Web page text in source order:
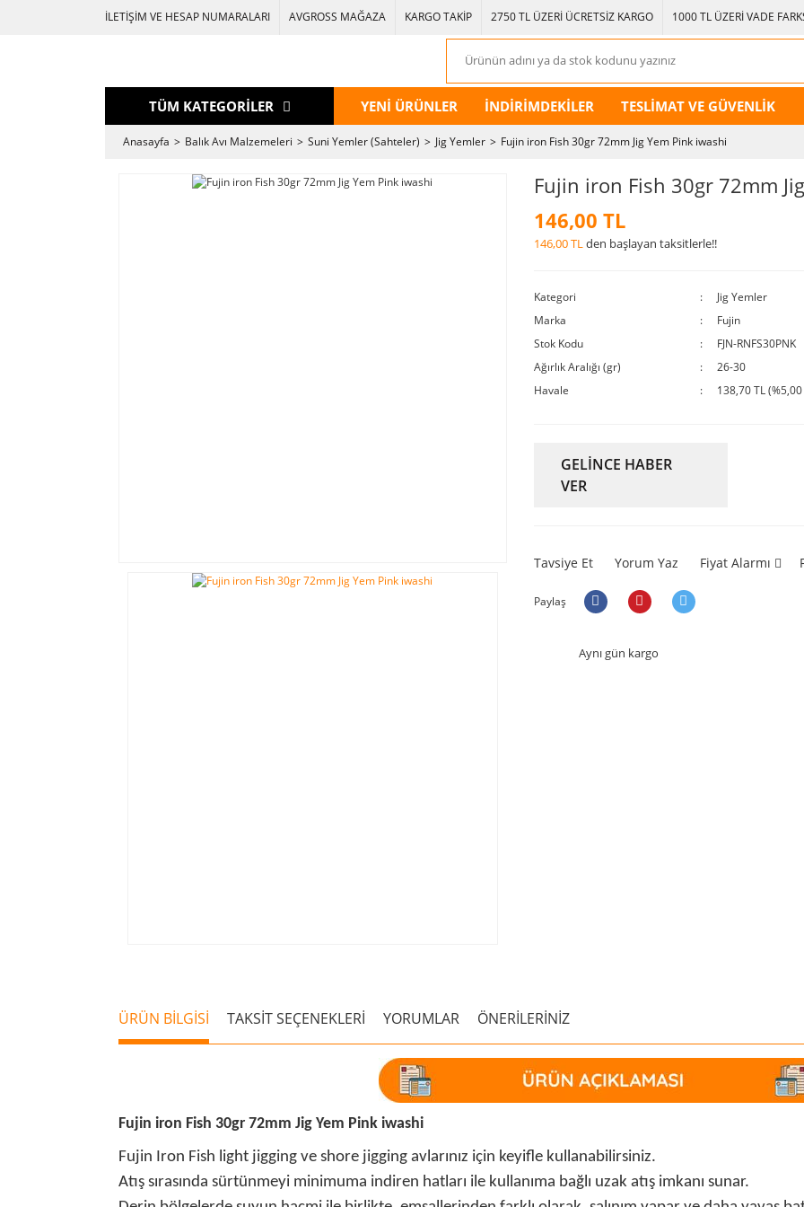
İLETİŞİM VE HESAP NUMARALARI AVGROSS MAĞAZA KARGO TAKİP 2750 TL ÜZERİ ÜCRETSİZ KARGO 1000 TL ÜZERİ VADE
TÜM KATEGORİLER YENİ ÜRÜNLER İNDİRİMDEKİLER TESLİMAT VE GÜVENLİK
Anasayfa Balık Avı Malzemeleri Suni Yemler (Sahteler) Jig Yemler Fujin iron Fish 30gr 72mm Jig Yem Pink iwashi
Fujin iron Fish 30gr 72mm
146,00 TL
146,00 TLden başlayan taksitlerle!!
Kategori
Jig Yemler
Marka
Fujin
Stok Kodu
FJN-RNFS30PNK
Ağırlık Aralığı (gr)
26-30
Havale
138,70 TL
GELİNCE HABER
VER
Tavsiye Et Yorum Yaz Fiyat Alarmı
Paylaş
Aynı gün kargo
ÜRÜN BİLGİSİ TAKSİT SEÇENEKLERİ YORUMLAR ÖNERİLERİNİZ
Fujin iron Fish 30gr 72mm Jig Yem Pink iwashi
Fujin Iron Fish light jigging ve shore jigging avlarınız için keyifle kullanabilirsiniz.
Atış sırasında sürtünmeyi minimuma indiren hatları ile kullanıma bağlı uzak atış imkanı sunar.